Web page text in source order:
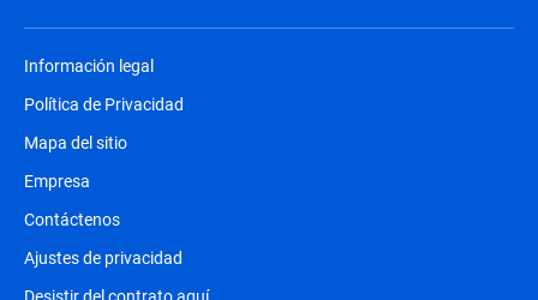
Información legal
Política de Privacidad
Mapa del sitio
Empresa
Contáctenos
Ajustes de privacidad